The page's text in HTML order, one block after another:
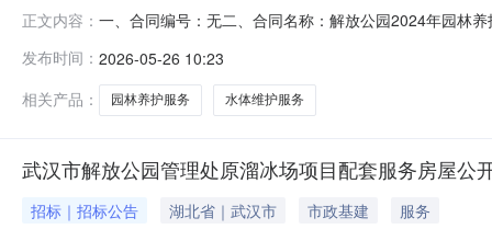
正文内容： 一、合同编号：无二、合同名称：解放公园2024年园林
公司5、地址：武汉市江岸区京汉大道1268号汇金广场
发布时间： 2026-05-26 10:23
相关产品：
园林养护服务 水体维护服务
武汉市解放公园管理处原溜冰场项目配套服务房屋公
招标｜招标公告 湖北省｜武汉市 市政基建
服务